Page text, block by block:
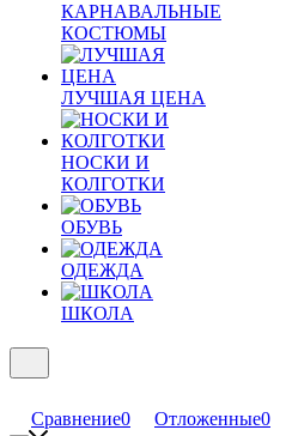
КАРНАВАЛЬНЫЕ
КОСТЮМЫ
ЛУЧШАЯ ЦЕНА
НОСКИ И
КОЛГОТКИ
ОБУВЬ
ОДЕЖДА
ШКОЛА
Сравнение0 Отложенные0